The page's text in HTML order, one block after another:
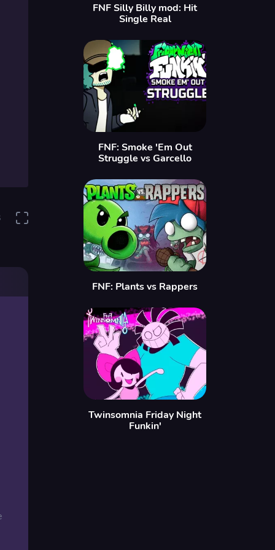
FNF Silly Billy mod: Hit
Single Real
FNF: Smoke 'Em Out
Struggle vs Garcello
FNF: Plants vs Rappers
Twinsomnia Friday Night
Funkin'